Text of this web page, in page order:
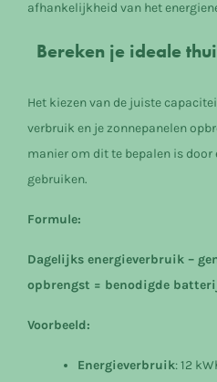
afhankelijkheid van het
Bereken je ideale
Het kiezen van de juiste
verbruik en je zonnepanelen
manier om dit te bepalen is door
gebruiken.
Formule:
Dagelijks energieverbruik –
opbrengst = benodigde
Voorbeeld:
Energieverbruik: 12